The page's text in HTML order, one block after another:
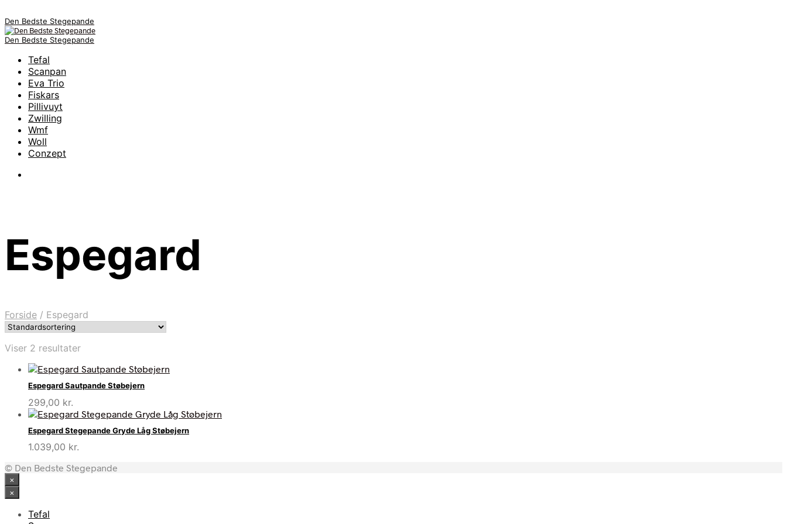
Den Bedste Stegepande
Den Bedste Stegepande
Tefal
Scanpan
Eva Trio
Fiskars
Pillivuyt
Zwilling
Wmf
Woll
Conzept
Espegard
Forside / Espegard
Viser 2 resultater
Espegard Sautpande Støbejern
299,00 kr.
Espegard Stegepande Gryde Låg Støbejern
1.039,00 kr.
© Den Bedste Stegepande
×
×
Tefal